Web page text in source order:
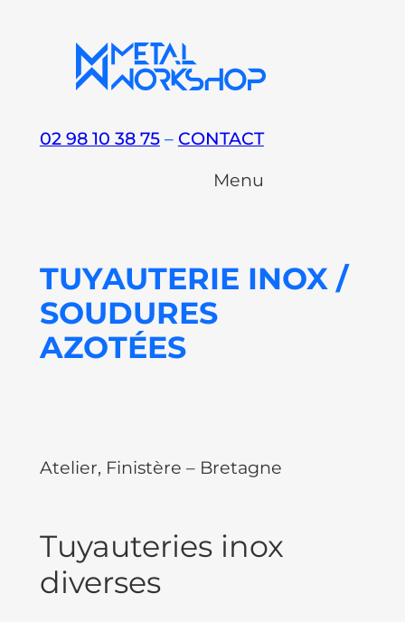
contenu
02 98 10 38 75– CONTACT
Menu
TUYAUTERIE INOX /
SOUDURES
AZOTÉES
Atelier, Finistère – Bretagne
Tuyauteries inox
diverses